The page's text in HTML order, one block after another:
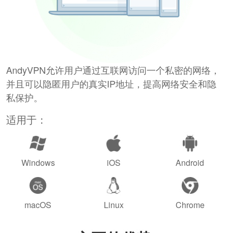
AndyVPN允许用户通过互联网访问一个私密的网络，
并且可以隐匿用户的真实IP地址，提高网络安全和隐
私保护。
适用于：
Windows iOS Android
macOS Linux Chrome